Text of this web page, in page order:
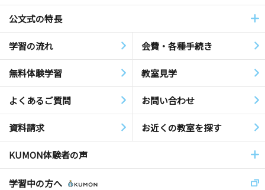
公文式の特長
学習の流れ 会費・各種手続き
無料体験学習 教室見学
よくあるご質問 お問い合わせ
資料請求 お近くの教室を探す
KUMON体験者の声
学習中の方へ